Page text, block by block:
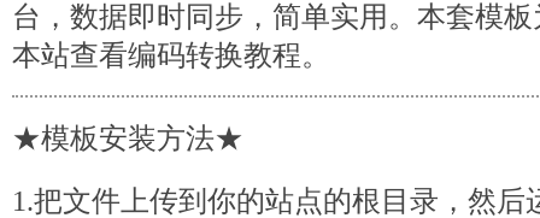
台，数据即时同步，简单实用。本套模
本站查看编码转换教程。
★模板安装方法★
1.把文件上传到你的站点的根目录，然后